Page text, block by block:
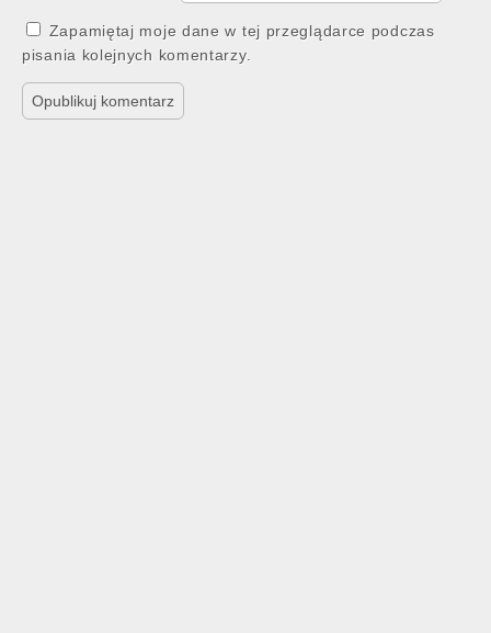
Zapamiętaj moje dane w tej przeglądarce podczas
pisania kolejnych komentarzy.